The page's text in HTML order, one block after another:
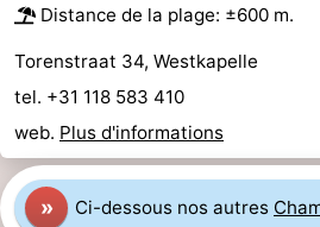
Distance de la plage: ±600 m.
Torenstraat 34, Westkapelle
tel. +31 118 583 410
web. Plus d'informations
» Ci-dessous nos autres